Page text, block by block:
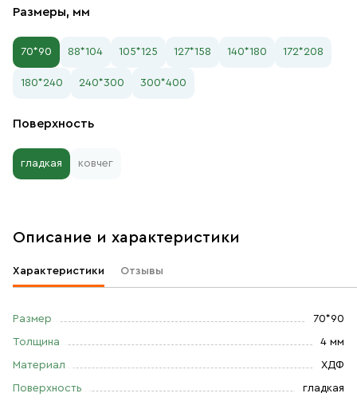
Размеры, мм
70*90 88*104 105*125 127*158 140*180 172*208
180*240 240*300 300*400
Поверхность
гладкая ковчег
Описание и характеристики
Характеристики Отзывы
Размер 70*90
Толщина 4 мм
Материал ХДФ
Поверхность гладкая